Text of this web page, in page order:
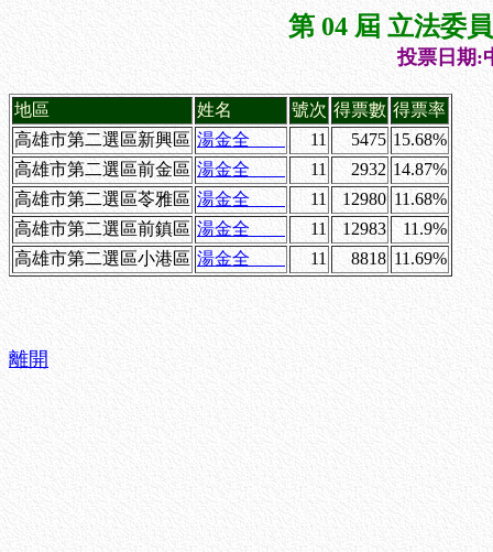
第 04 屆 立法委
投票日期:
地區 姓名 號次 得票數 得票率
高雄市第二選區新興區 湯金全 11 5475 15.68%
高雄市第二選區前金區 湯金全 11 2932 14.87%
高雄市第二選區苓雅區 湯金全 11 12980 11.68%
高雄市第二選區前鎮區 湯金全 11 12983
11.9%
高雄市第二選區小港區 湯金全 11 8818 11.69%
離開